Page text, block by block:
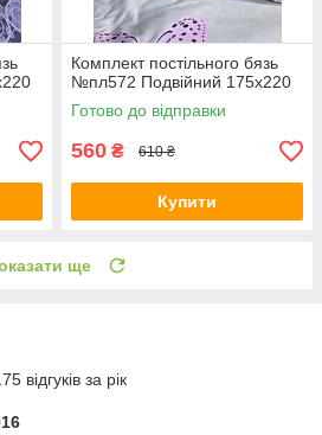
Комплект постільного бязь
№пл572 Подвійний 175х220
Готово до відправки
560 ₴ 610 ₴
Купити
ще
відгуків за рік